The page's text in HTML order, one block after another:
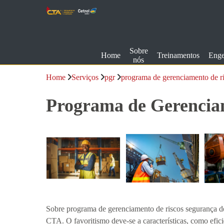
Home
Sobre
nós
Treinamentos
Home Serviços pgr programa de gerenciamento de
Programa de
Sobre programa de gerenciamento de riscos
CTA. O favoritismo deve-se a características, como